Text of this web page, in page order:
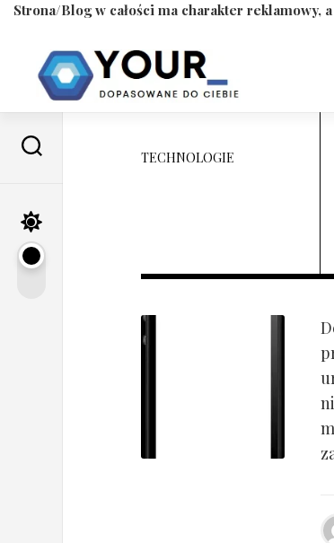
Strona/Blog w całości ma charakter reklamowy,
content
TECHNOLOGIE